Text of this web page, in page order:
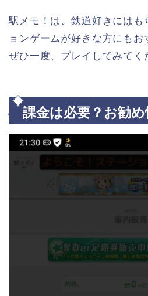
駅メモ！は、鉄道好きにはも
ョンゲームが好きな方にもお
ぜひ一度、プレイしてみてく
課金は必要？お勧め